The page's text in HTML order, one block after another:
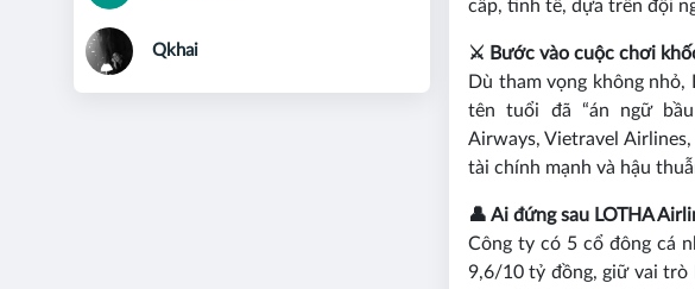
cấp, tinh tế, dựa trên đội
⚔️ Bước vào cuộc chơi
Dù tham vọng không
tên tuổi đã “án ngữ
Airways, Vietravel
tài chính mạnh và hậu
👤 Ai đứng sau LOTHA
Công ty có 5 cổ đông cá
9,6/10 tỷ đồng, giữ vai trò
Qkhai